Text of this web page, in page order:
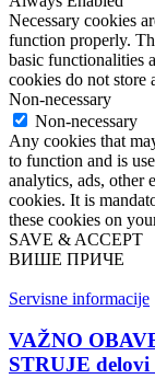
Necessary cookies
function properly.
basic functionalities
cookies do not store
Non-necessary
Non-necessary
Any cookies that
to function and is
analytics, ads, other
cookies. It is
these cookies on
SAVE & ACCEPT
ВИШЕ ПРИЧЕ
Servisne informacije
VAŽNO
STRUJE